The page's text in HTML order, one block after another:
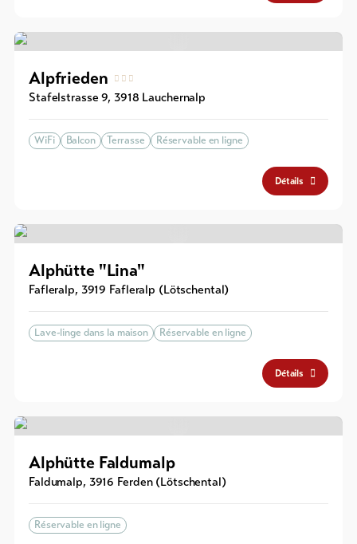
Alpfrieden
Stafelstrasse 9, 3918 Lauchernalp
WiFi Balcon Terrasse Réservable en ligne
Détails
Alphütte "Lina"
Fafleralp, 3919 Fafleralp (Lötschental)
Lave-linge dans la maison Réservable en ligne
Détails
Alphütte Faldumalp
Faldumalp, 3916 Ferden (Lötschental)
Réservable en ligne